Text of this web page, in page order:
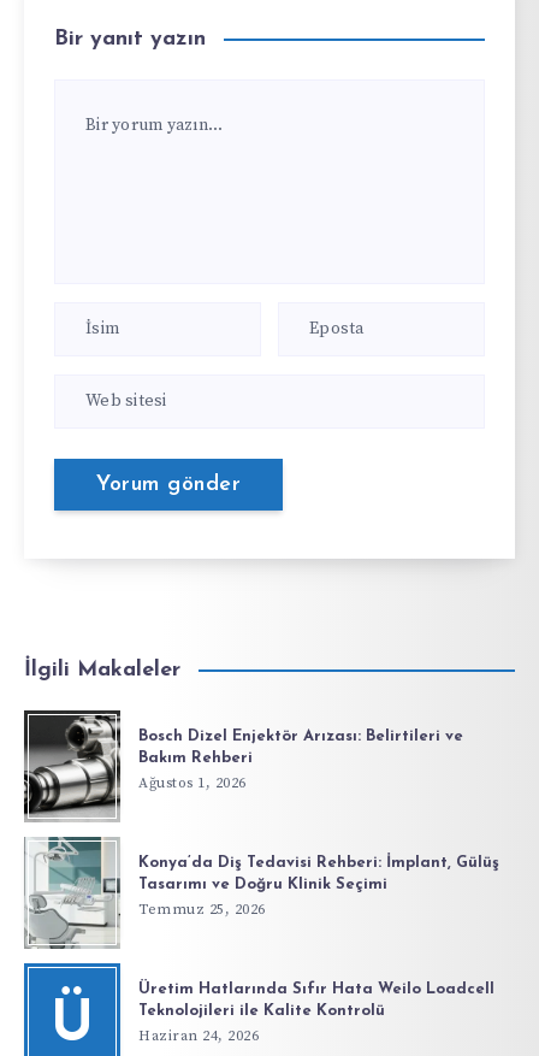
Bir yanıt yazın
İlgili Makaleler
Bosch Dizel Enjektör Arızası: Belirtileri ve
Bakım Rehberi
Ağustos 1, 2026
Konya’da Diş Tedavisi Rehberi: İmplant, Gülüş
Tasarımı ve Doğru Klinik Seçimi
Temmuz 25, 2026
Ü
Üretim Hatlarında Sıfır Hata Weilo Loadcell
Teknolojileri ile Kalite Kontrolü
Haziran 24, 2026